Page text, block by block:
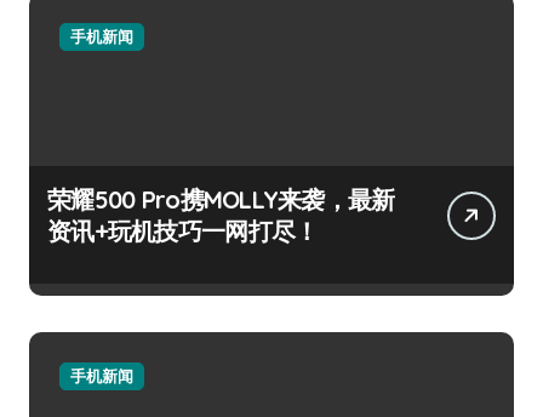
手机新闻
荣耀500 Pro携MOLLY来袭，最新
资讯+玩机技巧一网打尽！
手机新闻